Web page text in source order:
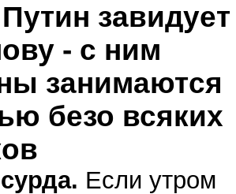
Путин завидует
- с ним
занимаются
безо всяких
Если утром